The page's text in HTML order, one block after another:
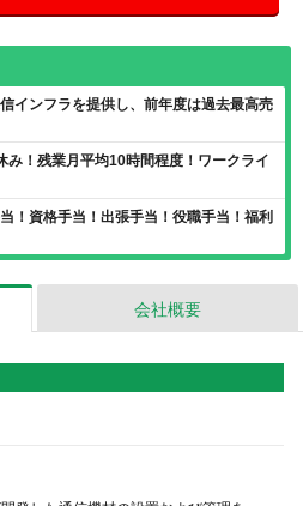
インフラを提供し、前年度は過去最高売
！残業月平均10時間程度！ワークライ
！資格手当！出張手当！役職手当！福利
会社概要